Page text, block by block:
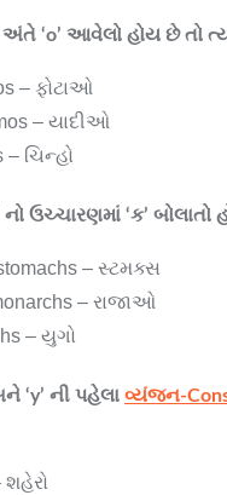
અંતે ‘o’ આવેલો હોય છે તો
– ફોટાઓ
– યાદીઓ
ચિન્હો
ઉચ્ચારણમાં ‘ક’
– સ્ટમક્સ
– રાજાઓ
– યુગો
‘y’ ની પહેલા વ્યંજન-
શહેરો